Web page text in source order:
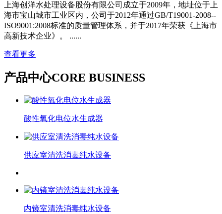
上海创洋水处理设备股份有限公司成立于2009年，地址位于上
海市宝山城市工业区内，公司于2012年通过GB/T19001-2008--
ISO9001:2008标准的质量管理体系，并于2017年荣获《上海市
高新技术企业》。 ......
查看更多
产品中心CORE BUSINESS
酸性氧化电位水生成器
供应室清洗消毒纯水设备
内镜室清洗消毒纯水设备